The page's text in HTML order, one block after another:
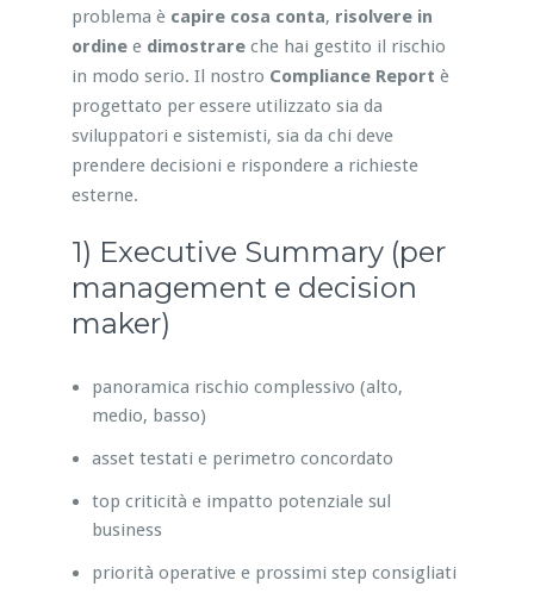
problema è capire cosa conta, risolvere in
ordinee dimostrareche hai gestito il rischio
in modo serio. Il nostro Compliance Report è
progettato per essere utilizzato sia da
sviluppatori e sistemisti, sia da chi deve
prendere decisioni e rispondere a richieste
esterne.
1) Executive Summary (per
management e decision
maker)
panoramica rischio complessivo (alto,
medio, basso)
asset testati e perimetro concordato
top criticità e impatto potenziale sul
business
priorità operative e prossimi step consigliati